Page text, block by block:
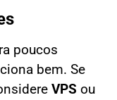
poucos
bem. Se
VPS ou